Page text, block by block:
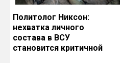
Политолог Никсон:
нехватка личного
состава в ВСУ
становится критичной